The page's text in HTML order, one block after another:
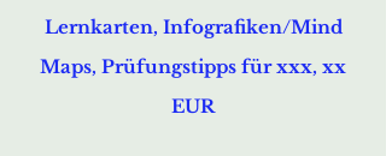
Lernkarten, Infografiken/Mind
Maps, Prüfungstipps für xxx, xx
EUR